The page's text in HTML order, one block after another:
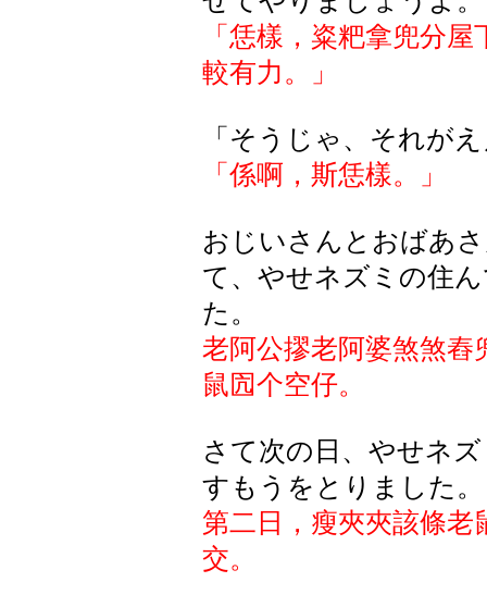
「恁樣，粢粑拿兜分
較有力。
」
「そうじゃ、それが
「係啊，斯恁樣。」
おじいさんとおばあ
て、やせネズミの住
た。
老阿公摎老阿婆煞煞舂
鼠囥个空仔。
さて次の日、やせネ
すもうをとりました。
第二日，瘦夾夾該條老
交。